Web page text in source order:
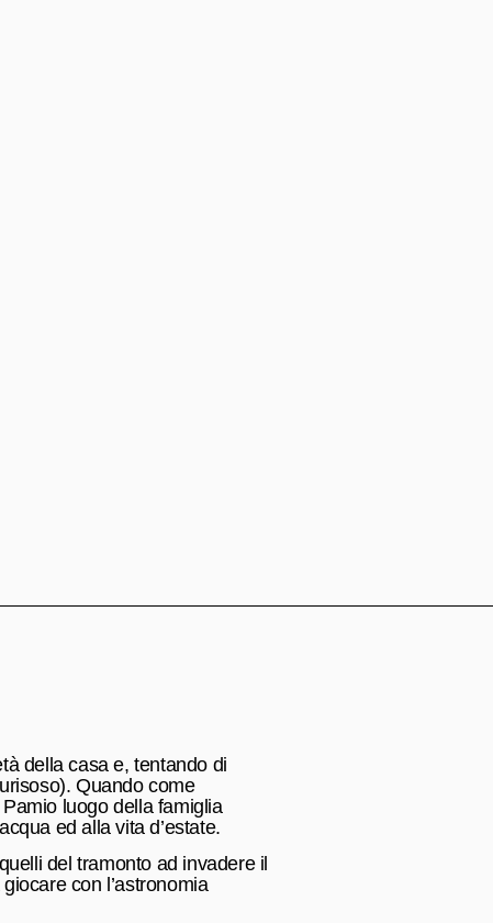
della casa e, tentando di
Quando come
luogo della famiglia
ed alla vita d’estate.
del tramonto ad invadere il
con l’astronomia